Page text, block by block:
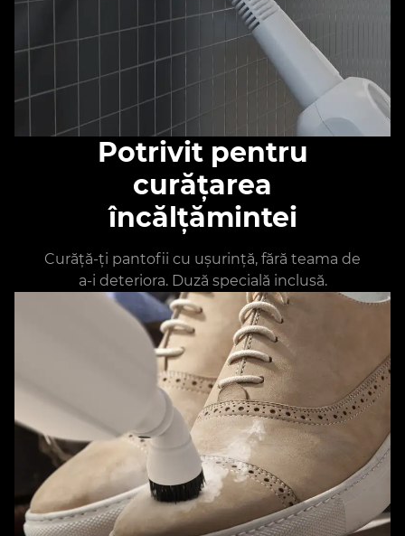
Potrivit pentru
curățarea
încălțămintei
Curăță-ți pantofii cu ușurință, fără teama de
a-i deteriora. Duză specială inclusă.